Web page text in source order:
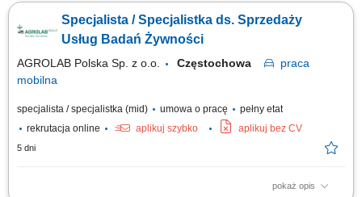
zapewnianie im wsparcia, prowadzenie negocjacji handlowych i
przygotowywanie ofert dopasowanych do potrzeb klientów, współpraca z
Specjalista / Specjalistka ds. Sprzedaży
Usług Badań Żywności
AGROLAB Polska Sp. z o.o. Częstochowa
praca
mobilna
specjalista / specjalistka (mid) umowa o pracę
pełny etat
rekrutacja online
aplikuj szybko aplikuj bez CV
5 dni
pokaż opis